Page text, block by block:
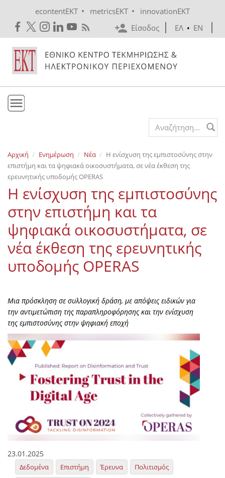
econtentEKT • metricsEKT •
innovationEKT
Είσοδος
ΕΛ • EN
Εκδόσεις
Ενημέρωση
Επικοινωνία
Search form
Αρχική Ενημέρωση Νέα
Η ενίσχυση της εμπιστοσύνης στην
επιστήμη και τα ψηφιακά οικοσυστήματα, σε νέα έκθεση της
ερευνητικής υποδομής OPERAS
Η ενίσχυση της εμπιστοσύνης
στην επιστήμη και τα
ψηφιακά οικοσυστήματα, σε
νέα έκθεση της ερευνητικής
υποδομής OPERAS
Μια πρόσκληση σε συλλογική δράση, με απόψεις ειδικών για
την αντιμετώπιση της παραπληροφόρησης και την ενίσχυση
της εμπιστοσύνης στην ψηφιακή εποχή
23.01.2025
Δεδομένα Επιστήμη Έρευνα
Πολιτισμός